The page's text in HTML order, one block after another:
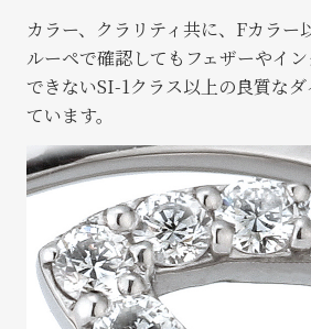
カラー、クラリティ共に、Fカラー
ルーペで確認してもフェザーやイ
できないSI-1クラス以上の良質な
ています。